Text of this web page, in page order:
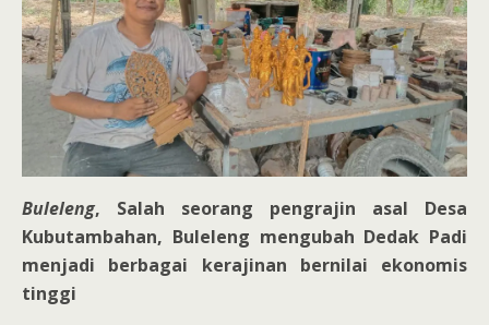
Buleleng, Salah seorang pengrajin asal Desa
Kubutambahan, Buleleng mengubah Dedak Padi
menjadi berbagai kerajinan bernilai ekonomis
tinggi